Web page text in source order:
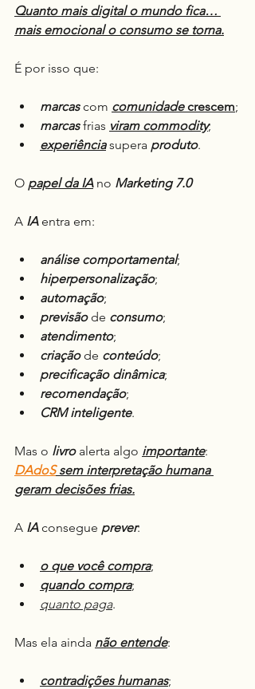
Quanto mais digital o mundo fica…
mais emocional o consumo se torna.
É por isso que:
marcas com comunidade crescem;
marcas frias viram commodity;
experiência supera produto.
O papel da IA no Marketing 7.0
A IA entra em:
análise comportamental;
hiperpersonalização;
automação;
previsão de consumo;
atendimento;
criação de conteúdo;
precificação dinâmica;
recomendação;
CRM inteligente.
Mas o livro alerta algo importante:
DAdoS sem interpretação humana
geram decisões frias.
A IA consegue prever:
o que você compra;
quando compra;
quanto paga.
Mas ela ainda não entende:
contradições humanas;